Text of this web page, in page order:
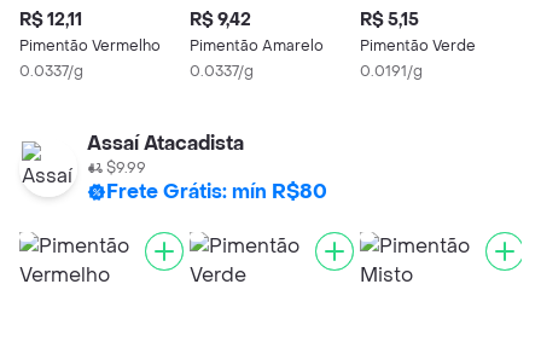
R$ 12,11
Pimentão Vermelho
0.0337/g
R$ 9,42
Pimentão Amarelo
0.0337/g
R$ 5,15
Pimentão Verde
0.0191/g
Assaí Atacadista
$9.99
Frete Grátis: mín R$80